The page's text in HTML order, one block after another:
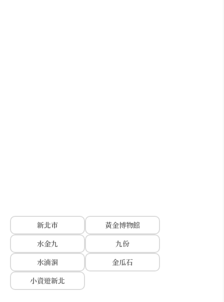
新北市
黃金博物館
水金九
九份
水湳洞
金瓜石
小資遊新北